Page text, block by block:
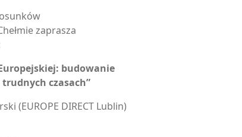
zaprasza
budowanie
czasach”
(EUROPE DIRECT Lublin)